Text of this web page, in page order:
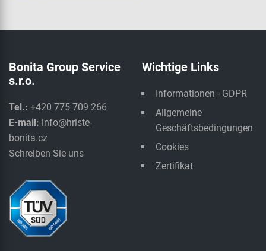
Bonita Group Service
s.r.o.
Tel.: +420 775 709 266
E-mail: info@hriste-
bonita.cz
Schreiben Sie uns
Wichtige Links
Informationen - GDPR
Allgemeine
Geschäftsbedingungen
Cookies
Zertifikat